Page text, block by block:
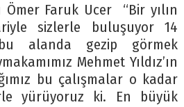
Faruk Ucer “Bir yılın
sizlerle buluşuyor 14
alanda gezip görmek
Mehmet Yıldız’ın
bu çalışmalar o kadar
yürüyoruz ki. En büyük